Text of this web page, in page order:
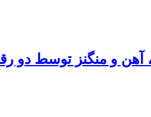
و منگنز توسط دو